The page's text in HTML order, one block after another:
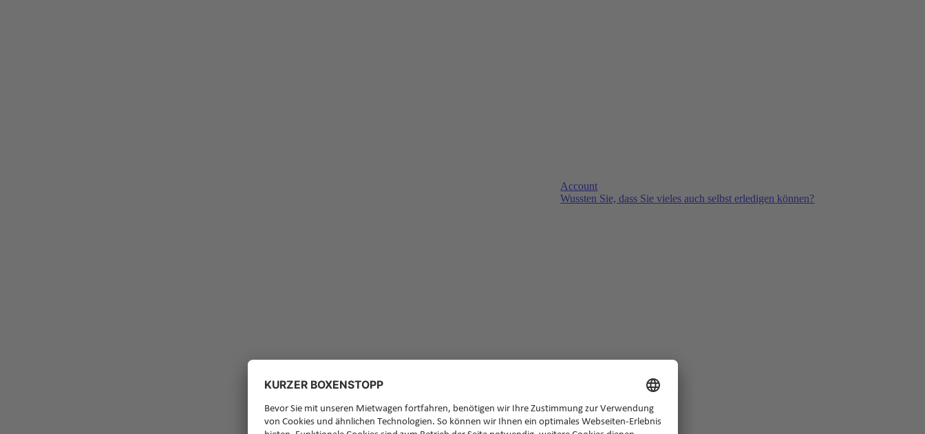
Account
Wussten Sie, dass Sie vieles auch selbst erledigen können?